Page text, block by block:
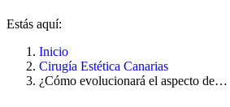
Estás aquí:
Inicio
Cirugía Estética Canarias
¿Cómo evolucionará el aspecto de…